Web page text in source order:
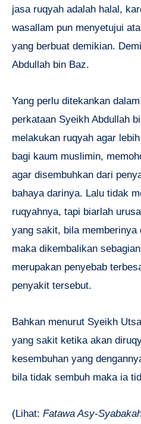
jasa ruqyah adalah halal,
wasallam pun menyetujui
yang berbuat demikian.
Abdullah bin Baz.
Yang perlu ditekankan
perkataan Syeikh Abdullah
melakukan ruqyah agar
bagi kaum muslimin,
agar disembuhkan dari
bahaya darinya. Lalu tidak
ruqyahnya, tapi biarlah
yang sakit, bila memberinya
maka dikembalikan
merupakan penyebab
penyakit tersebut.
Bahkan menurut Syeikh
yang sakit ketika akan
kesembuhan yang
bila tidak sembuh maka ia
(Lihat: Fatawa Asy-